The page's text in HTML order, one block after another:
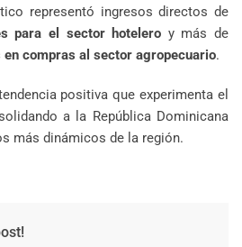
representó ingresos directos de
para el sector hotelero y más de
compras al sector agropecuario.
positiva que experimenta el
a la República Dominicana
más dinámicos de la región.